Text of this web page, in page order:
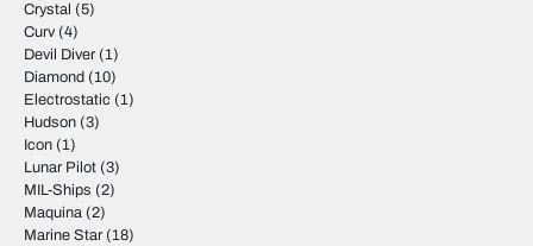
Crystal (5)
Curv (4)
Devil Diver (1)
Diamond (10)
Electrostatic (1)
Hudson (3)
Icon (1)
Lunar Pilot (3)
MIL-Ships (2)
Maquina (2)
Marine Star (18)